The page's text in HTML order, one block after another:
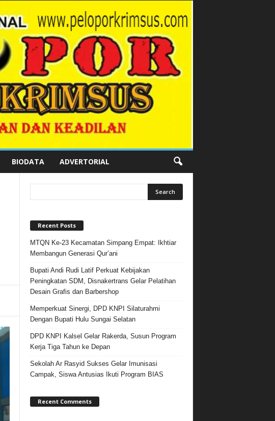
BIODATA ADVERTORIAL
Recent Posts
MTQN Ke-23 Kecamatan Simpang Empat: Ikhtiar
Membangun Generasi Qur’ani
Bupati Andi Rudi Latif Perkuat Kebijakan
Peningkatan SDM, Disnakertrans Gelar Pelatihan
Desain Grafis dan Barbershop
Memperkuat Sinergi, DPD KNPI Silaturahmi
Dengan Bupati Hulu Sungai Selatan
DPD KNPI Kalsel Gelar Rakerda, Susun Program
Kerja Tiga Tahun ke Depan
Sekolah Ar Rasyid Sukses Gelar Imunisasi
Campak, Siswa Antusias Ikuti Program BIAS
Recent Comments